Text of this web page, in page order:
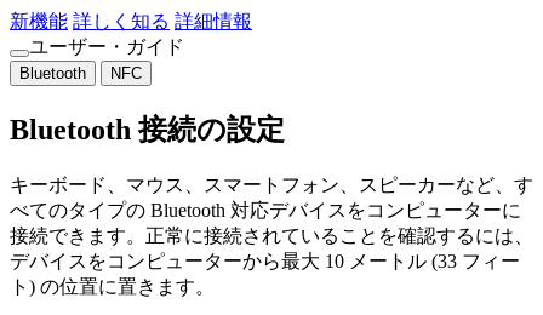
新機能 詳しく知る 詳細情報
ユーザー・ガイド
Bluetooth NFC
Bluetooth 接続の設定
キーボード、マウス、スマートフォン、スピーカーなど、す
べてのタイプの Bluetooth 対応デバイスをコンピューターに
接続できます。正常に接続されていることを確認するには、
デバイスをコンピューターから最大 10 メートル (33 フィー
ト) の位置に置きます。